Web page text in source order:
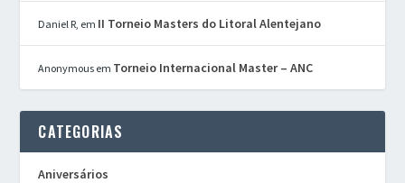
Daniel R, em II Torneio Masters do Litoral Alentejano
Anonymous em Torneio Internacional Master – ANC
CATEGORIAS
Aniversários